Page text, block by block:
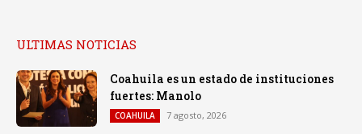
ULTIMAS NOTICIAS
Coahuila es un estado de instituciones
fuertes: Manolo
COAHUILA 7 agosto, 2026